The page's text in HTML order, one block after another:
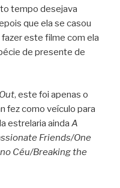
tempo desejava
que ela se casou
este filme com ela
de presente de
, este foi apenas o
fez como veículo para
estrelaria ainda A
Friends/One
Céu/Breaking the